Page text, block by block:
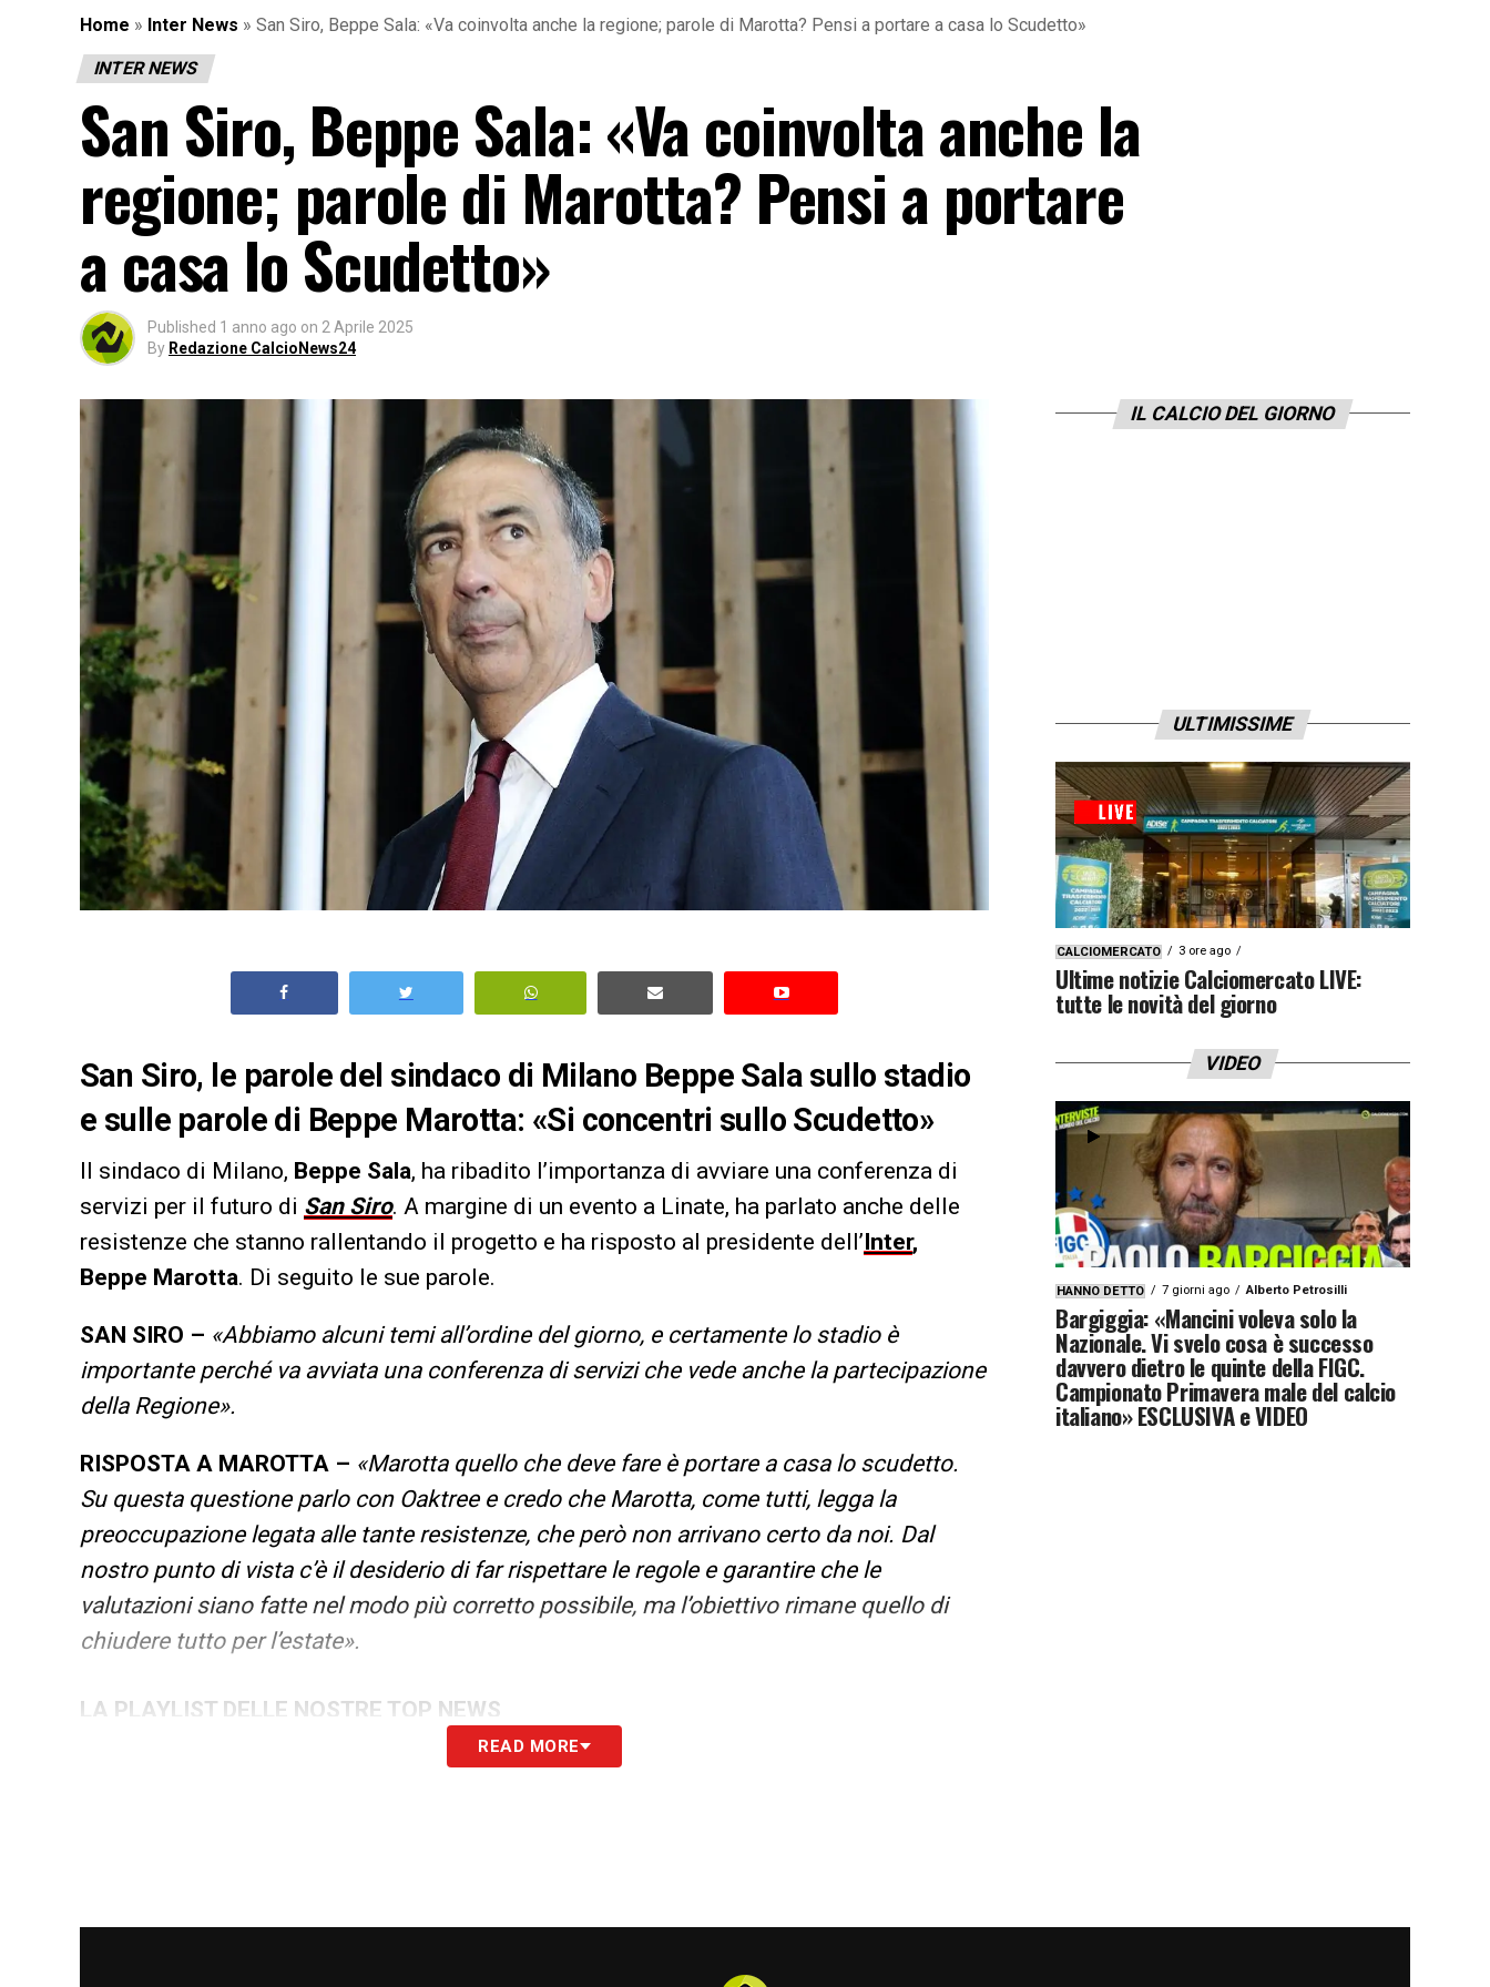
Home » Inter News » San Siro, Beppe Sala: «Va coinvolta anche la regione; parole di Marotta? Pensi a portare a casa lo Scudetto»
INTER NEWS
San Siro, Beppe Sala: «Va coinvolta anche la
regione; parole di Marotta? Pensi a portare
a casa lo Scudetto»
Published 1 anno ago on 2 Aprile 2025
By Redazione CalcioNews24
San Siro, le parole del sindaco di Milano Beppe Sala sullo stadio
e sulle parole di Beppe Marotta: «Si concentri sullo Scudetto»
Il sindaco di Milano, Beppe Sala, ha ribadito l’importanza di avviare una conferenza di
servizi per il futuro di San Siro. A margine di un evento a Linate, ha parlato anche delle
resistenze che stanno rallentando il progetto e ha risposto al presidente dell’Inter,
Beppe Marotta. Di seguito le sue parole.
SAN SIRO – «Abbiamo alcuni temi all’ordine del giorno, e certamente lo stadio è
importante perché va avviata una conferenza di servizi che vede anche la partecipazione
della Regione».
RISPOSTA A MAROTTA – «Marotta quello che deve fare è portare a casa lo scudetto.
Su questa questione parlo con Oaktree e credo che Marotta, come tutti, legga la
preoccupazione legata alle tante resistenze, che però non arrivano certo da noi. Dal
nostro punto di vista c’è il desiderio di far rispettare le regole e garantire che le
valutazioni siano fatte nel modo più corretto possibile, ma l’obiettivo rimane quello di
chiudere tutto per l’estate».
LA PLAYLIST DELLE NOSTRE TOP NEWS
READ MORE
IL CALCIO DEL GIORNO
ULTIMISSIME
CALCIOMERCATO 3 ore ago
Ultime notizie Calciomercato LIVE:
tutte le novità del giorno
VIDEO
HANNO DETTO 7 giorni ago Alberto Petrosilli
Bargiggia: «Mancini voleva solo la
Nazionale. Vi svelo cosa è successo
davvero dietro le quinte della FIGC.
Campionato Primavera male del calcio
italiano» ESCLUSIVA e VIDEO